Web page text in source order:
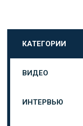
КАТЕГОРИИ
ВИДЕО
ИНТЕРВЬЮ